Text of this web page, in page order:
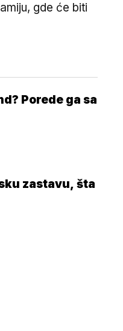
gde će biti
Porede ga sa
zastavu, šta